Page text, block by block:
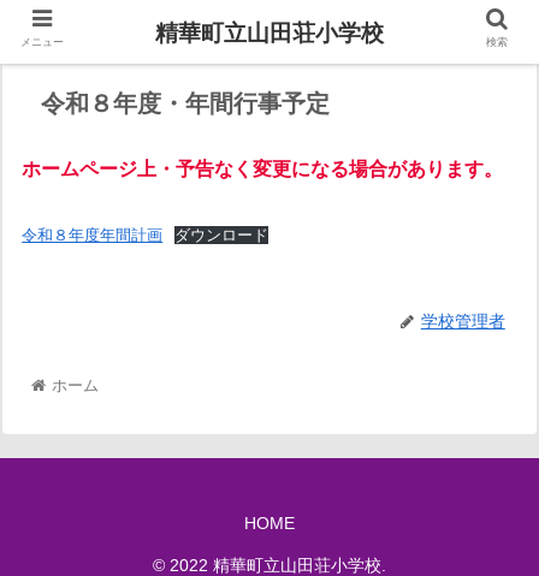
令和８年度・年間行事予定
ホームページ上・予告なく変更になる場合があります。
令和８年度年間計画 ダウンロード
学校管理者
ホーム
HOME
© 2022 精華町立山田荘小学校.
メニュー 精華町立山田荘小学校 検索